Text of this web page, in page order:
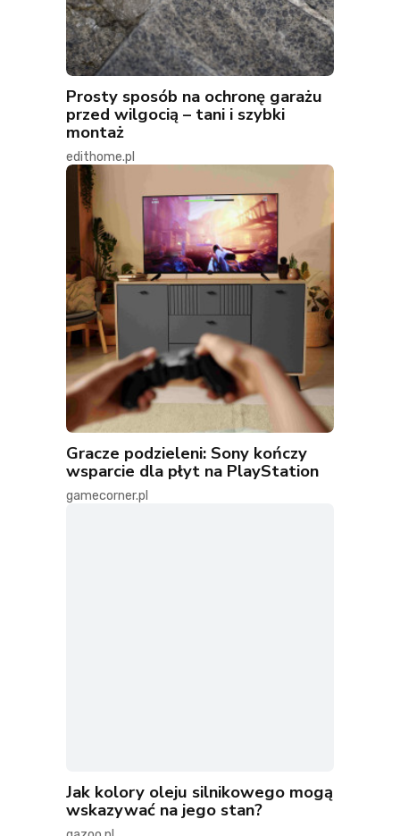
Prosty sposób na ochronę garażu
przed wilgocią – tani i szybki
montaż
edithome.pl
Gracze podzieleni: Sony kończy
wsparcie dla płyt na PlayStation
gamecorner.pl
Jak kolory oleju silnikowego mogą
wskazywać na jego stan?